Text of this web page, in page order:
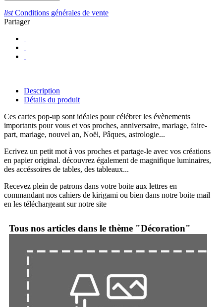
listConditions générales de vente
Partager
Description
Détails du produit
Ces cartes pop-up sont idéales pour célébrer les évènements
importants pour vous et vos proches, anniversaire, mariage, faire-
part, mariage, nouvel an, Noël, Pâques, astrologie...
Ecrivez un petit mot à vos proches et partage-le avec vos créations
en papier original. découvrez également de magnifique luminaires,
des accéssoires de tables, des tableaux...
Recevez plein de patrons dans votre boite aux lettres en
commandant nos cahiers de kirigami ou bien dans notre boite mail
en les téléchargeant sur notre site
Tous nos articles dans le thème "Décoration"